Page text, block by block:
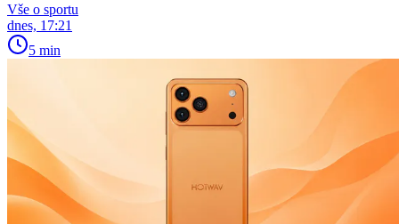
Vše o sportu
dnes, 17:21
5 min